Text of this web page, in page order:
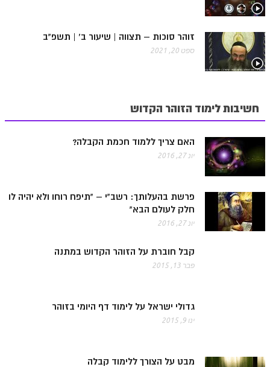
מנוע חיפוש בכתבי בעל הסולם
חנות ספרים זוהר סוכות – תצווה | שיעור ב' | תשפ"ב
ספט 20, 2021
חשיבות לימוד הזוהר הקדוש
האם צריך ללמוד חכמת הקבלה?
יונ 27, 2016
פרשת בהעלותך: רשב"י – "תיפח רוחו ולא יהיה לו
חלק לעולם הבא"
יונ 27, 2016
קבל חוברת על הזוהר הקדוש במתנה
פבר 13, 2015
גדולי ישראל על לימוד דף היומי בזוהר
ינו 9, 2015
מבט על הצורך ללימוד קבלה